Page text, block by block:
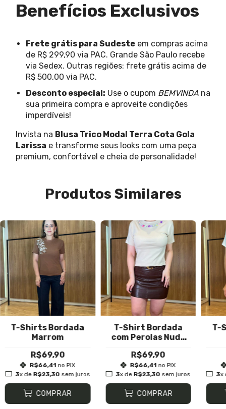
Benefícios Exclusivos
Frete grátis para Sudeste em compras acima
de R$ 299,90 via PAC. Grande São Paulo recebe
via Sedex. Outras regiões: frete grátis acima de
R$ 500,00 via PAC.
Desconto especial: Use o cupom BEMVINDA na
sua primeira compra e aproveite condições
imperdíveis!
Invista na Blusa Trico Modal Terra Cota Gola
Larissa e transforme seus looks com uma peça
premium, confortável e cheia de personalidade!
Produtos Similares
T-Shirts Bordada
Marrom
R$69,90
R$66,41 no PIX
3x de R$23,30 sem juros
COMPRAR
T-Shirt Bordada
com Perolas Nude
R$69,90
R$66,41 no PIX
3x de R$23,30 sem juros
COMPRAR
T-
3x